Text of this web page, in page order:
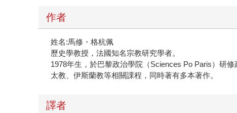
作者
姓名:馬修・格杭佩
歷史學教授，法國知名宗教研究學者。
1978年生，於巴黎政治學院（Sciences Po Paris）研
太教、伊斯蘭教等相關課程，同時著有多本著作。
譯者